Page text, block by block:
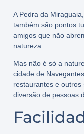
A Pedra da
também são pontos
amigos que não
natureza.
Mas não é só a
cidade de
restaurantes e outros
diversão de pessoas